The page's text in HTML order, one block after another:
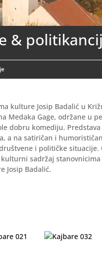
&
kulture Josip Badalić u
Medaka Gage, održane u
dobru komediju.
a na satiričan i
i političke situacije.
sadržaj
Josip Badalić.